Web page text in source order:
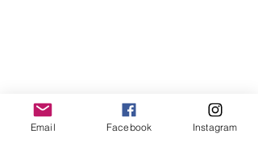
Email Facebook Instagram